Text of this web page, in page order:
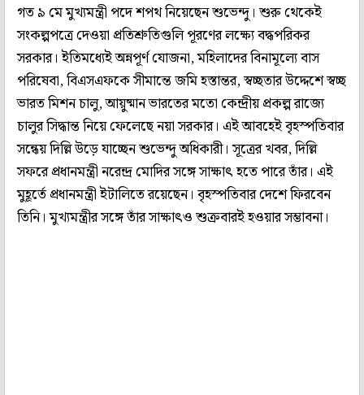
গত ৯ মে মুখ্যমন্ত্রী পদে শপথ নিয়েছেন শুভেন্দু। শুরু থেকেই
সংকল্পপত্রে দেওয়া প্রতিশ্রুতিগুলি পূরণের লক্ষ্যে বদ্ধপরিকর
সরকার। ইতিমধ্যেই অন্নপূর্ণ যোজনা, মহিলাদের বিনামূল্যে বাস
পরিষেবা, বিএসএফকে সীমান্তে জমি হস্তান্তর, স্বচ্ছতার উদ্দেশে স্বচ্ছ
ভারত মিশন চালু, আয়ুষ্মান ভারতের মতো কেন্দ্রীয় প্রকল্প রাজ্যে
চালুর সিদ্ধান্ত নিয়ে ফেলেছে নয়া সরকার। এই আবহেই বৃহস্পতিবার
সন্ধেয় দিল্লি উড়ে যাচ্ছেন শুভেন্দু অধিকারী। সূত্রের খবর, দিল্লি
সফরে প্রধানমন্ত্রী নরেন্দ্র মোদির সঙ্গে সাক্ষাৎ হতে পারে তাঁর। এই
মুহূর্তে প্রধানমন্ত্রী ইটালিতে রয়েছেন। বৃহস্পতিবার দেশে ফিরবেন
তিনি। মুখ্যমন্ত্রীর সঙ্গে তাঁর সাক্ষাৎও শুক্রবারই হওয়ার সম্ভাবনা।